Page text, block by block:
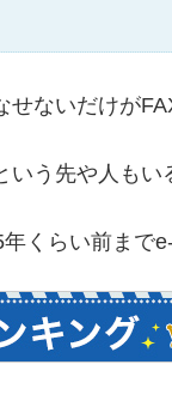
ないだけが
いう先や人もい
くらい前まで